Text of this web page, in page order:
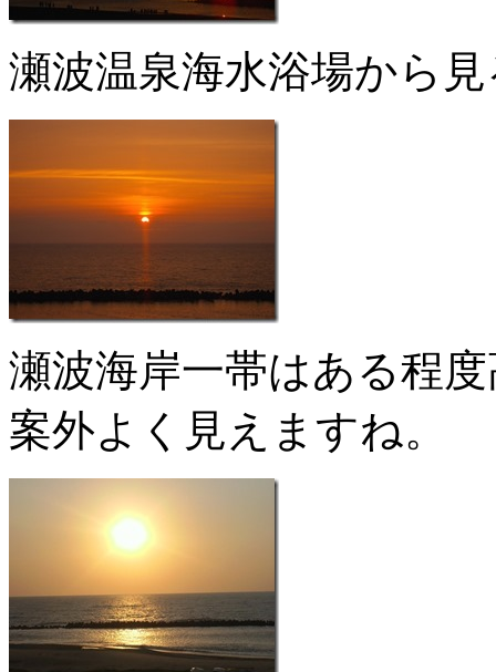
瀬波温泉海水浴場から
瀬波海岸一帯はある程
案外よく見えますね。